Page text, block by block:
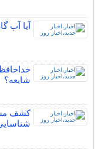
آیا آب
شایعه؟
کشف